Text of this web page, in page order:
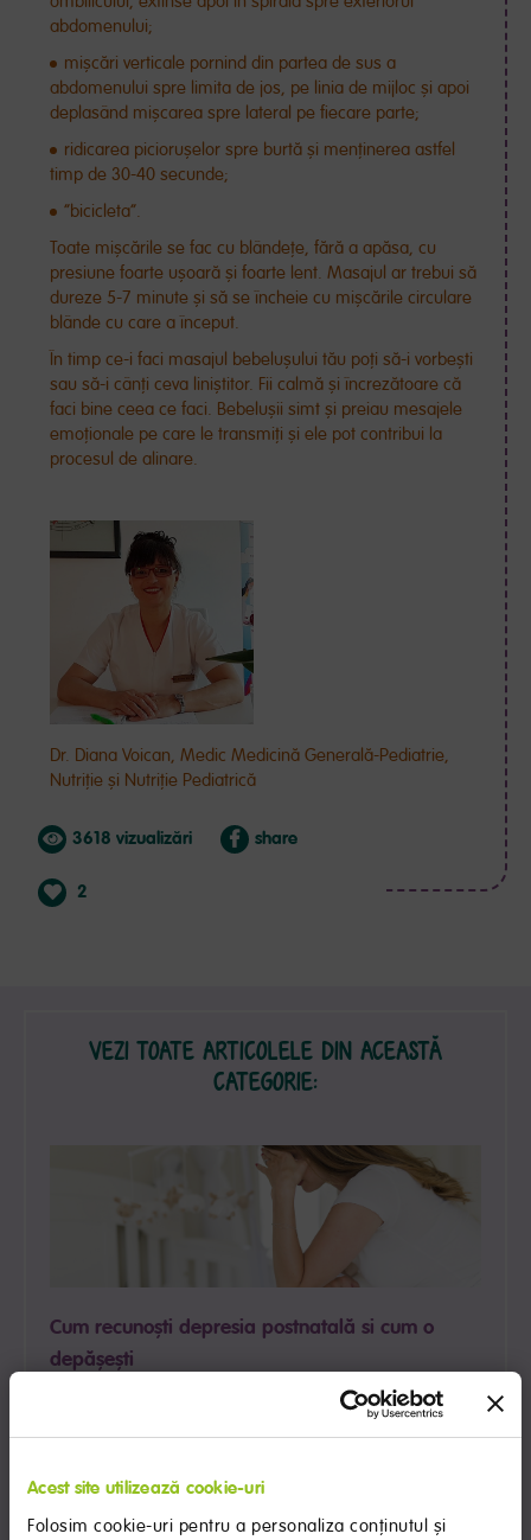
Acest site utilizează cookie-uri
Folosim cookie-uri pentru a personaliza conținutul și
abdomenului;
mișcări verticale pornind din partea de sus a
abdomenului spre limita de jos, pe linia de mijloc și apoi
deplasând mișcarea spre lateral pe fiecare parte;
ridicarea piciorușelor spre burtă și menținerea astfel
timp de 30-40 secunde;
”bicicleta”.
Toate mișcările se fac cu blândețe, fără a apăsa, cu
presiune foarte ușoară și foarte lent. Masajul ar trebui să
dureze 5-7 minute și să se încheie cu mișcările circulare
blânde cu care a început.
În timp ce-i faci masajul bebelușului tău poți să-i vorbești
sau să-i cânți ceva liniștitor. Fii calmă și încrezătoare că
faci bine ceea ce faci. Bebelușii simt și preiau mesajele
emoționale pe care le transmiți și ele pot contribui la
procesul de alinare.
Dr. Diana Voican, Medic Medicină Generală-Pediatrie,
Nutriție și Nutriție Pediatrică
3618 vizualizări share
2
VEZI TOATE ARTICOLELE DIN ACEASTĂ
CATEGORIE:
Cum recunoști depresia postnatală si cum o
depășești
Depresia postnatală afectează diferit oamenii, dar există
unele simptome la care puteți fi atentă si mai ales lucruri
CITEȘTE TOT